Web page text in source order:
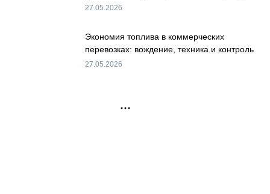
27.05.2026
Экономия топлива в коммерческих
перевозках: вождение, техника и контроль
27.05.2026